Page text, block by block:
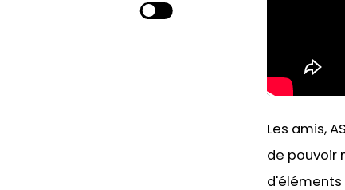
Les amis,
de pouvoir
d'éléments